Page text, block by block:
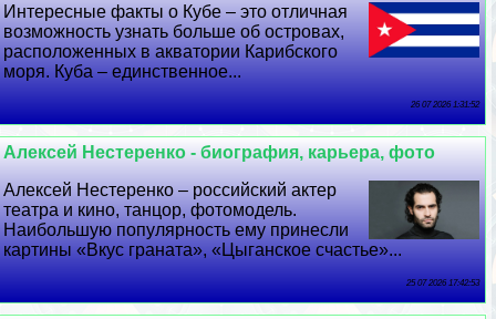
Интересные факты о Кубе – это отличная
возможность узнать больше об островах,
расположенных в акватории Карибского
моря. Куба – единственное...
26 07 2026 1:31:52
Алексей Нестеренко - биография, карьера, фото
Алексей Нестеренко – российский актер
театра и кино, танцор, фотомодель.
Наибольшую популярность ему принесли
картины «Вкус граната», «Цыганское счастье»...
25 07 2026 17:42:53